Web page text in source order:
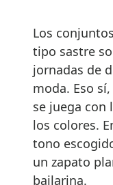
Los
tipo sastre
jornadas de
moda. Eso
se juega con
los colores.
tono
un zapato
bailarina.